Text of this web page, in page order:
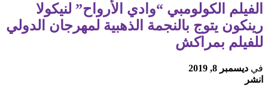
الفيلم الكولومبي “وادي الأرواح” لنيكولا
رينكون يتوج بالنجمة الذهبية لمهرجان الدولي
للفيلم بمراكش
في ديسمبر 8, 2019
انشر